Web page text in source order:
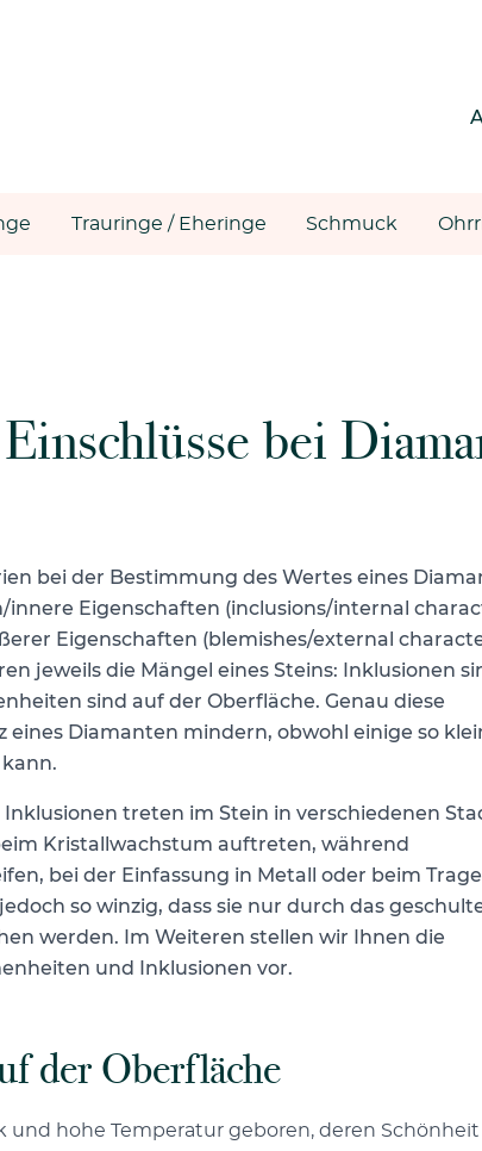
Trauringe / Eheringe Schmuck
bei
bei der Bestimmung des Wertes eines
innere Eigenschaften (inclusions/internal
Eigenschaften (blemishes/external
jeweils die Mängel eines Steins: Inklusionen
sind auf der Oberfläche. Genau diese
Diamanten mindern, obwohl einige so
treten im Stein in verschiedenen
Kristallwachstum auftreten, während
bei der Einfassung in Metall oder beim
so winzig, dass sie nur durch das
werden. Im Weiteren stellen wir Ihnen die
und Inklusionen vor.
der Oberfläche
hohe Temperatur geboren, deren Schönheit